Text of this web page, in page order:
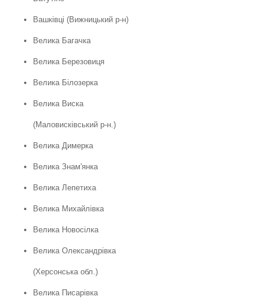
Вашківці (Вижницький р-н)
Велика Багачка
Велика Березовиця
Велика Білозерка
Велика Виска
(Маловисківський р-н.)
Велика Димерка
Велика Знам'янка
Велика Лепетиха
Велика Михайлівка
Велика Новосілка
Велика Олександрівка
(Херсонська обл.)
Велика Писарівка